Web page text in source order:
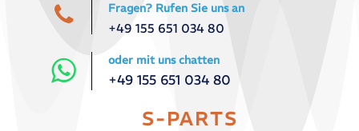
Fragen? Rufen Sie uns an
+49 155 651 034 80
oder mit uns chatten
+49 155 651 034 80
S-PARTS